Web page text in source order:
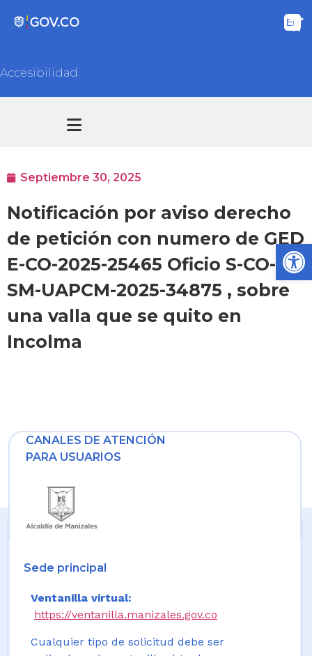
Accesibilidad
Septiembre 30, 2025
Notificación por aviso derecho
de petición con numero de GED
E-CO-2025-25465 Oficio S-CO-
SM-UAPCM-2025-34875 , sobre
una valla que se quito en
Incolma
CANALES DE ATENCIÓN
PARA USUARIOS
Sede principal
Ventanilla virtual:
https://ventanilla.manizales.gov.co
Cualquier tipo de solicitud debe ser